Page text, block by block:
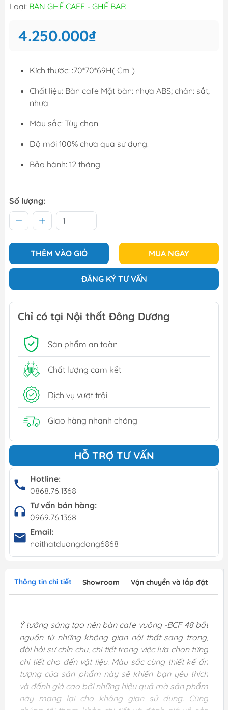
Loại: BÀN GHẾ CAFE - GHẾ BAR
4.250.000₫
Kích thước: :70*70*69H( Cm )
Chất liệu: Bàn cafe Mặt bàn: nhựa ABS; chân: sắt,
nhựa
Màu sắc: Tùy chọn
Độ mới 100% chưa qua sử dụng.
Bảo hành: 12 tháng
Số lượng:
THÊM VÀO GIỎ MUA NGAY
ĐĂNG KÝ TƯ VẤN
Chỉ có tại Nội thất Đông Dương
Sản phẩm an toàn
Chất lượng cam kết
Dịch vụ vượt trội
Giao hàng nhanh chóng
HỖ TRỢ TƯ VẤN
Hotline:
0868.76.1368
Tư vấn bán hàng:
0969.76.1368
Email:
noithatduongdong6868
Thông tin chi tiết Showroom Vận chuyển và lắp đặt
Ý tưởng sáng tạo nên bàn cafe vuông -BCF 48 bắt
nguồn từ những không gian nội thất sang trọng,
đòi hỏi sự chỉn chu, chi tiết trong việc lựa chọn từng
chi tiết cho đến vật liệu. Màu sắc cùng thiết kế ấn
tượng của sản phẩm này sẽ khiến bạn yêu thích
và đấnh giá cao bởi những hiệu quả mà sản phẩm
này mang lại cho không gian sử dụng. Cùng